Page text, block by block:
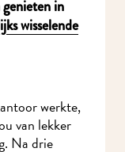
in
wisselende
werkte,
van lekker
Na drie